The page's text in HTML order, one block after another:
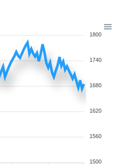
1800
1740
1680
1620
1560
1500